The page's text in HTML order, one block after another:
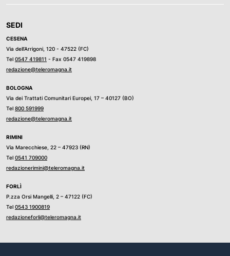
SEDI
CESENA
Via dell’Arrigoni, 120 - 47522 (FC)
Tel 0547 419811 - Fax 0547 419898
redazione@teleromagna.it
BOLOGNA
Via dei Trattati Comunitari Europei, 17 – 40127 (BO)
Tel 800 591999
redazione@teleromagna.it
RIMINI
Via Marecchiese, 22 – 47923 (RN)
Tel 0541 709000
redazionerimini@teleromagna.it
FORLÌ
P.zza Orsi Mangelli, 2 – 47122 (FC)
Tel 0543 1900819
redazioneforli@teleromagna.it